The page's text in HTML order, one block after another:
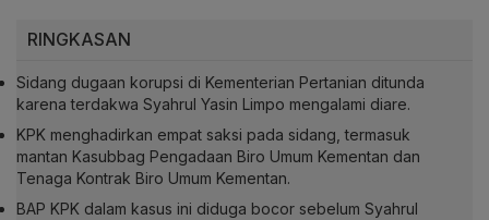
RINGKASAN
Sidang dugaan korupsi di Kementerian Pertanian ditunda
karena terdakwa Syahrul Yasin Limpo mengalami diare.
KPK menghadirkan empat saksi pada sidang, termasuk
mantan Kasubbag Pengadaan Biro Umum Kementan dan
Tenaga Kontrak Biro Umum Kementan.
BAP KPK dalam kasus ini diduga bocor sebelum Syahrul